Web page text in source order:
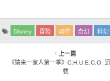
Disney 冒险 动作 奇幻 科幻
上一篇
《猿来一家人第一季》C.H.U.E.C.O.
载